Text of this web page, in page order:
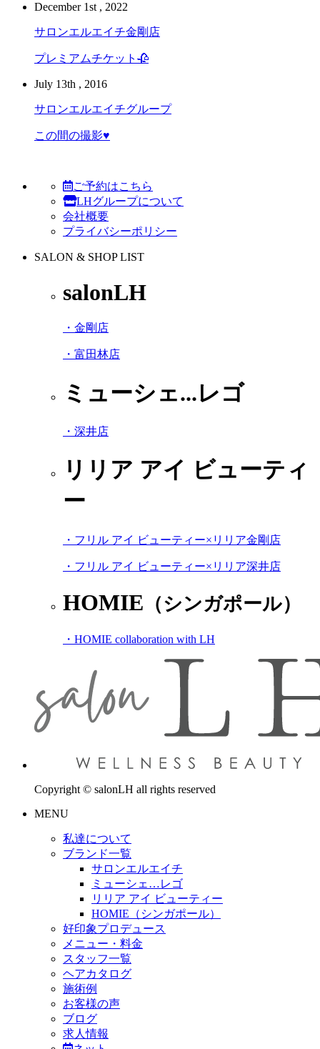
December 1st , 2022
サロンエルエイチ金剛店
プレミアムチケット🥀
July 13th , 2016
サロンエルエイチグループ
この間の撮影♥︎
ご予約はこちら
LHグループについて
会社概要
プライバシーポリシー
SALON & SHOP LIST
salonLH
・金剛店
・富田林店
ミューシェ...レゴ
・深井店
リリア アイ ビューティ
ー
・フリル アイ ビューティー×リリア金剛店
・フリル アイ ビューティー×リリア深井店
HOMIE （シンガポール）
・HOMIE collaboration with LH
Copyright © salonLH all rights reserved
MENU
私達について
ブランド一覧
サロンエルエイチ
ミューシェ…レゴ
リリア アイ ビューティー
HOMIE（シンガポール）
好印象プロデュース
メニュー・料金
スタッフ一覧
ヘアカタログ
施術例
お客様の声
ブログ
求人情報